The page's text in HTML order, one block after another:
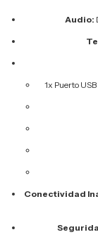
Audio:
1x Puerto
Conectividad